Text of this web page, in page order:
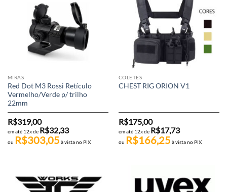
MIRAS
Red Dot M3 Rossi Retículo
Vermelho/Verde p/ trilho
22mm
R$319,00
em até 12x de R$32,33
ou R$303,05 à vista no PIX
COLETES
CHEST RIG ORION V1
R$175,00
em até 12x de R$17,73
ou R$166,25 à vista no PIX